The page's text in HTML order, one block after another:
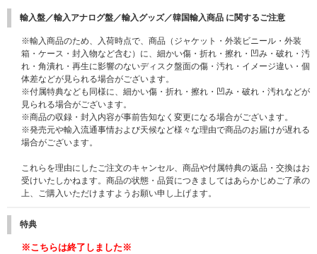
輸入盤／輸入アナログ盤／輸入グッズ／韓国輸入商品 に関するご注意
※輸入商品のため、入荷時点で、商品（ジャケット・外装ビニール・外装
箱・ケース・封入物など含む）に、細かい傷・折れ・擦れ・凹み・破れ・汚
れ・角潰れ・再生に影響のないディスク盤面の傷・汚れ・イメージ違い・個
体差などが見られる場合がございます。
※付属特典なども同様に、細かい傷・折れ・擦れ・凹み・破れ・汚れなどが
見られる場合がございます。
※商品の収録・封入内容が事前告知なく変更になる場合がございます。
※発売元や輸入流通事情および天候など様々な理由で商品のお届けが遅れる
場合がございます。
これらを理由にしたご注文のキャンセル、商品や付属特典の返品・交換はお
受けいたしかねます。商品の状態・品質につきましてはあらかじめご了承の
上、ご購入いただけますようお願い申し上げます。
特典
※こちらは終了しました※